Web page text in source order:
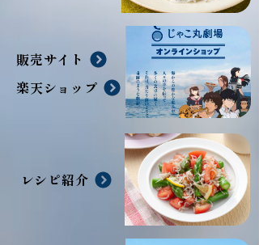
販売サイト
楽天ショップ
レシピ紹介